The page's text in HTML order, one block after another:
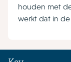
houden met
werkt dat in de